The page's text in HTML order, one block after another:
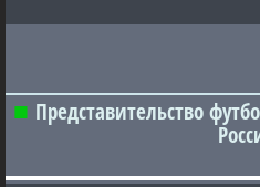
Представительство